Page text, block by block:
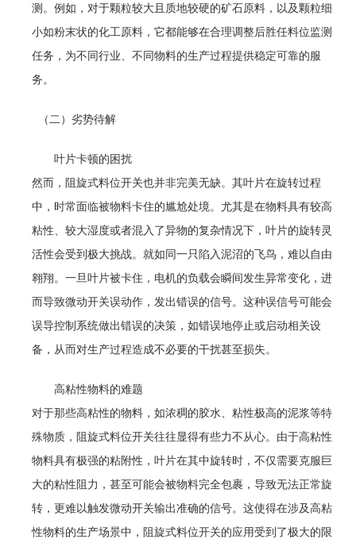
测。例如，对于颗粒较大且质地较硬的矿石原料，以及颗粒细
小如粉末状的化工原料，它都能够在合理调整后胜任料位监测
任务，为不同行业、不同物料的生产过程提供稳定可靠的服
务。
（二）劣势待解
叶片卡顿的困扰
然而，阻旋式料位开关也并非完美无缺。其叶片在旋转过程
中，时常面临被物料卡住的尴尬处境。尤其是在物料具有较高
粘性、较大湿度或者混入了异物的复杂情况下，叶片的旋转灵
活性会受到极大挑战。就如同一只陷入泥沼的飞鸟，难以自由
翱翔。一旦叶片被卡住，电机的负载会瞬间发生异常变化，进
而导致微动开关误动作，发出错误的信号。这种误信号可能会
误导控制系统做出错误的决策，如错误地停止或启动相关设
备，从而对生产过程造成不必要的干扰甚至损失。
高粘性物料的难题
对于那些高粘性的物料，如浓稠的胶水、粘性极高的泥浆等特
殊物质，阻旋式料位开关往往显得有些力不从心。由于高粘性
物料具有极强的粘附性，叶片在其中旋转时，不仅需要克服巨
大的粘性阻力，甚至可能会被物料完全包裹，导致无法正常旋
转，更难以触发微动开关输出准确的信号。这使得在涉及高粘
性物料的生产场景中，阻旋式料位开关的应用受到了极大的限